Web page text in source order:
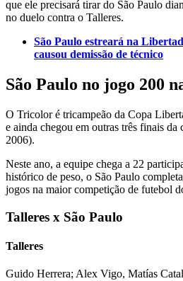
que ele precisará tirar do São Paulo
no duelo contra o Talleres.
São Paulo estreará na
causou demissão de técnico
São Paulo no jogo 200
O Tricolor é tricampeão da Copa
e ainda chegou em outras três finais
2006).
Neste ano, a equipe chega a 22
histórico de peso, o São Paulo
jogos na maior competição de futebol
Talleres x São Paulo
Talleres
Guido Herrera; Alex Vigo, Matías